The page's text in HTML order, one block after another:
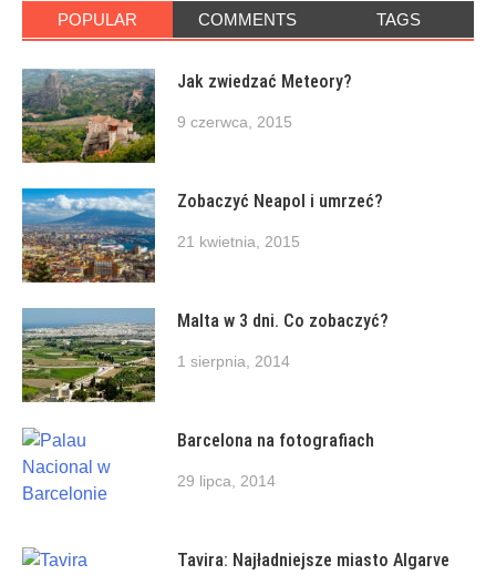
POPULAR COMMENTS TAGS
Jak zwiedzać Meteory?
9 czerwca, 2015
Zobaczyć Neapol i umrzeć?
21 kwietnia, 2015
Malta w 3 dni. Co zobaczyć?
1 sierpnia, 2014
Barcelona na fotografiach
29 lipca, 2014
Tavira: Najładniejsze miasto Algarve